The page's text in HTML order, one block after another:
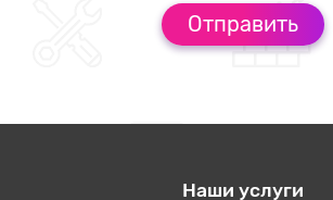
Наши услуги